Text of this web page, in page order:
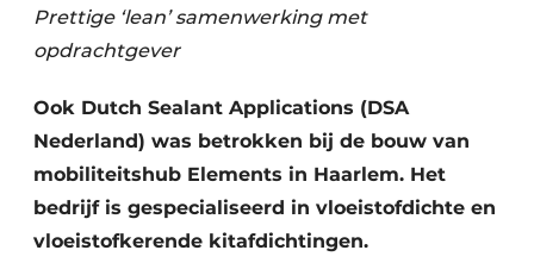
Vacatures
Video’s
Prettige ‘lean’ samenwerking met
opdrachtgever
Ook Dutch Sealant Applications (DSA
Nederland) was betrokken bij de bouw van
mobiliteitshub Elements in Haarlem. Het
bedrijf is gespecialiseerd in vloeistofdichte en
vloeistofkerende kitafdichtingen.